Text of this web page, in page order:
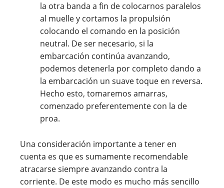
la otra banda a fin de colocarnos paralelos
al muelle y cortamos la propulsión
colocando el comando en la posición
neutral. De ser necesario, si la
embarcación continúa avanzando,
podemos detenerla por completo dando a
la embarcación un suave toque en reversa.
Hecho esto, tomaremos amarras,
comenzado preferentemente con la de
proa.
Una consideración importante a tener en
cuenta es que es sumamente recomendable
atracarse siempre avanzando contra la
corriente. De este modo es mucho más sencillo